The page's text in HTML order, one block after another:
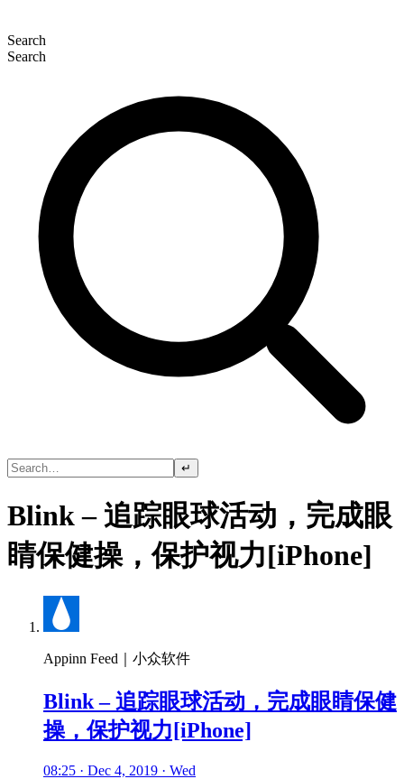
Search
Search
↵
Blink – 追踪眼球活动，完成眼
睛保健操，保护视力[iPhone]
Appinn Feed｜小众软件
Blink – 追踪眼球活动，完成眼睛保健
操，保护视力[iPhone]
08:25 · Dec 4, 2019 · Wed